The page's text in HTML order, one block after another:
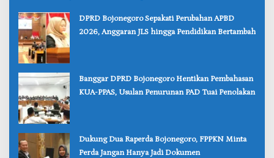
‎DPRD Bojonegoro Sepakati Perubahan APBD
2026, Anggaran JLS hingga Pendidikan Bertambah
‎Banggar DPRD Bojonegoro Hentikan Pembahasan
KUA-PPAS, Usulan Penurunan PAD Tuai Penolakan
‎Dukung Dua Raperda Bojonegoro, FPPKN Minta
Perda Jangan Hanya Jadi Dokumen